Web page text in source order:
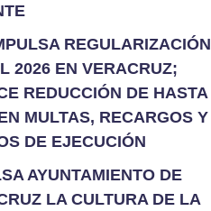
REGULARIZACIÓN
2026 EN VERACRUZ;
REDUCCIÓN DE HASTA
MULTAS, RECARGOS Y
DE EJECUCIÓN
AYUNTAMIENTO DE
LA CULTURA DE LA